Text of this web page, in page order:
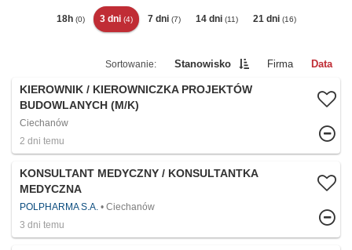
18h (0) 3 dni (4) 7 dni (7) 14 dni (11) 21 dni (16)
Stanowisko Firma Data
KIEROWNIK / KIEROWNICZKA PROJEKTÓW
BUDOWLANYCH (M/K)
Ciechanów
2 dni temu
KONSULTANT MEDYCZNY / KONSULTANTKA
MEDYCZNA
POLPHARMA S.A.
Ciechanów
3 dni temu